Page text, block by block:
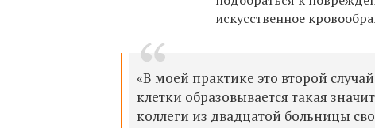
искусственное
«В моей практике это второй
клетки образовывается такая
коллеги из двадцатой больницы